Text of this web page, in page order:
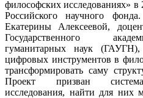
философских исследованиях»
Российского научного
Екатерины Алексеевой,
Государственного
гуманитарных наук
цифровых инструментов в
трансформировать саму
Проект призван
исследования, найти для них